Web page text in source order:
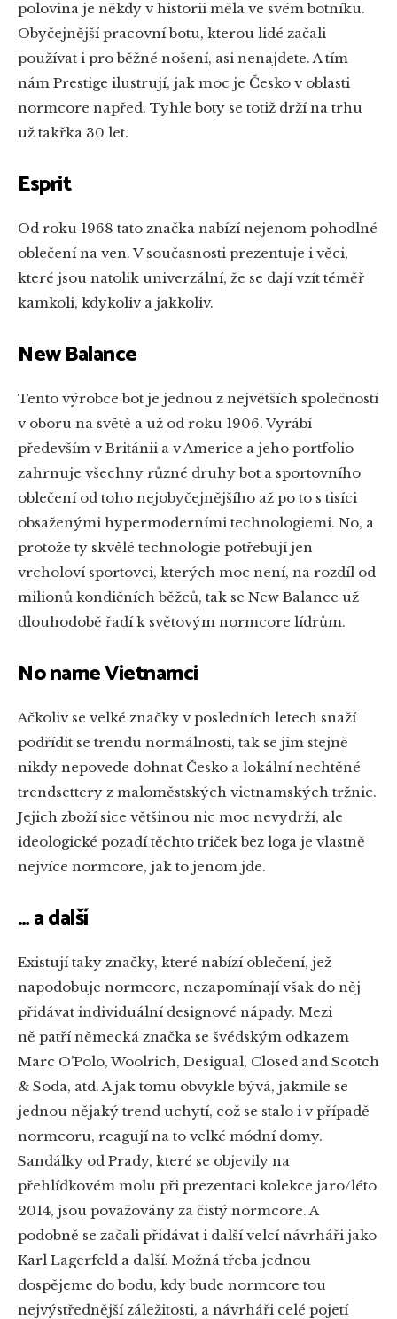
polovina je někdy v historii měla ve svém botníku.
Obyčejnější pracovní botu, kterou lidé začali
používat i pro běžné nošení, asi nenajdete. A tím
nám Prestige ilustrují, jak moc je Česko v oblasti
normcore napřed. Tyhle boty se totiž drží na trhu
už takřka 30 let.
Esprit
Od roku 1968 tato značka nabízí nejenom pohodlné
oblečení na ven. V současnosti prezentuje i věci,
které jsou natolik univerzální, že se dají vzít téměř
kamkoli, kdykoliv a jakkoliv.
New Balance
Tento výrobce bot je jednou z největších společností
v oboru na světě a už od roku 1906. Vyrábí
především v Británii a v Americe a jeho portfolio
zahrnuje všechny různé druhy bot a sportovního
oblečení od toho nejobyčejnějšího až po to s tisíci
obsaženými hypermoderními technologiemi. No, a
protože ty skvělé technologie potřebují jen
vrcholoví sportovci, kterých moc není, na rozdíl od
milionů kondičních běžců, tak se New Balance už
dlouhodobě řadí k světovým normcore lídrům.
No name Vietnamci
Ačkoliv se velké značky v posledních letech snaží
podřídit se trendu normálnosti, tak se jim stejně
nikdy nepovede dohnat Česko a lokální nechtěné
trendsettery z maloměstských vietnamských tržnic.
Jejich zboží sice většinou nic moc nevydrží, ale
ideologické pozadí těchto triček bez loga je vlastně
nejvíce normcore, jak to jenom jde.
… a další
Existují taky značky, které nabízí oblečení, jež
napodobuje normcore, nezapomínají však do něj
přidávat individuální designové nápady. Mezi
ně patří německá značka se švédským odkazem
Marc O’Polo, Woolrich, Desigual, Closed and Scotch
& Soda, atd. A jak tomu obvykle bývá, jakmile se
jednou nějaký trend uchytí, což se stalo i v případě
normcoru, reagují na to velké módní domy.
Sandálky od Prady, které se objevily na
přehlídkovém molu při prezentaci kolekce jaro/léto
2014, jsou považovány za čistý normcore. A
podobně se začali přidávat i další velcí návrháři jako
Karl Lagerfeld a další. Možná třeba jednou
dospějeme do bodu, kdy bude normcore tou
nejvýstřednější záležitosti, a návrháři celé pojetí